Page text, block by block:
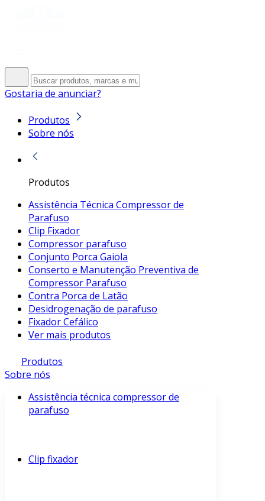
Gostaria de anunciar?
Produtos
Sobre nós
Produtos
Assistência Técnica Compressor de
Parafuso
Clip Fixador
Compressor parafuso
Conjunto Porca Gaiola
Conserto e Manutenção Preventiva de
Compressor Parafuso
Contra Porca de Latão
Desidrogenação de parafuso
Fixador Cefálico
Ver mais produtos
Produtos
Sobre nós
Assistência técnica compressor de
parafuso
Clip fixador